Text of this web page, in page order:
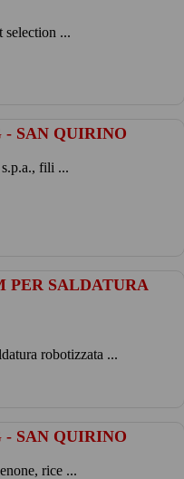
selection ...
SAN QUIRINO
fili ...
PER SALDATURA
robotizzata ...
SAN QUIRINO
rice ...